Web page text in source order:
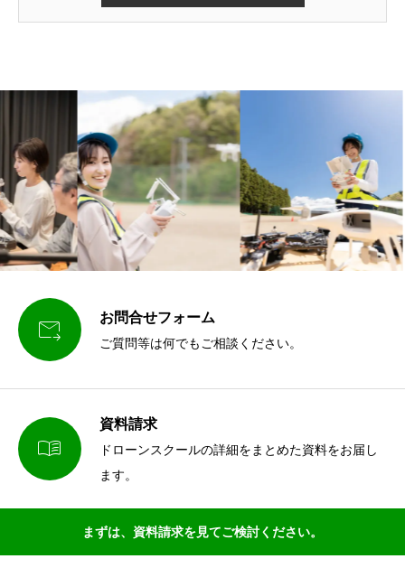
 お問合せフォーム
ご質問等は何でもご相談ください。

資料請求
ドローンスクールの詳細をまとめた資料をお届し
ます。
まずは、資料請求を見てご検討ください。